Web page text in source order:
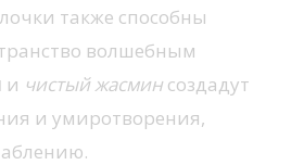
также способны
волшебным
и чистый жасмин создадут
и умиротворения,